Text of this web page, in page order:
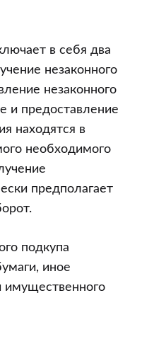
в себя два
незаконного
незаконного
и предоставление
находятся в
необходимого
предполагает
подкупа
иное
имущественного